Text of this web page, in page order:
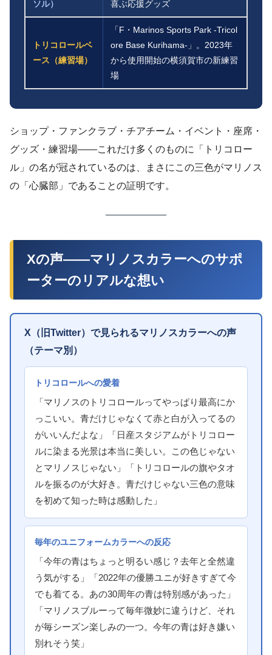
ソル） 喜ぶ応援グッズ
トリコロールベ
ース（練習場）
「F・Marinos Sports Park -Tricol
ore Base Kurihama-」。2023年
から使用開始の横須賀市の新練習
場
ショップ・ファンクラブ・チアチーム・イベント・座席・
グッズ・練習場——これだけ多くのものに「トリコロー
ル」の名が冠されているのは、まさにこの三色がマリノス
の「心臓部」であることの証明です。
Xの声——マリノスカラーへのサポ
ーターのリアルな想い
X（旧Twitter）で見られるマリノスカラーへの声
（テーマ別）
トリコロールへの愛着
「マリノスのトリコロールってやっぱり最高にか
っこいい。青だけじゃなくて赤と白が入ってるの
がいいんだよな」「日産スタジアムがトリコロー
ルに染まる光景は本当に美しい。この色じゃない
とマリノスじゃない」「トリコロールの旗やタオ
ルを振るのが大好き。青だけじゃない三色の意味
を初めて知った時は感動した」
毎年のユニフォームカラーへの反応
「今年の青はちょっと明るい感じ？去年と全然違
う気がする」「2022年の優勝ユニが好きすぎて今
でも着てる。あの30周年の青は特別感があった」
「マリノスブルーって毎年微妙に違うけど、それ
が毎シーズン楽しみの一つ。今年の青は好き嫌い
別れそう笑」